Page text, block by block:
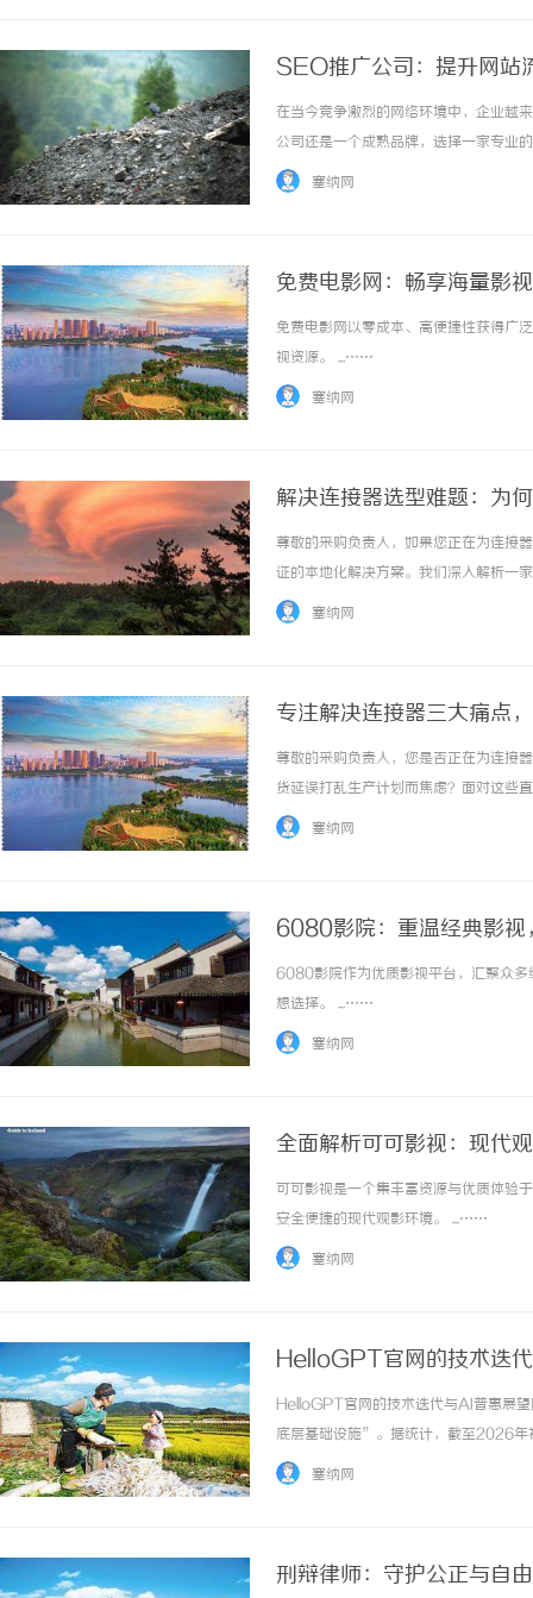
SEO推广公司：提升网站
在当今竞争激烈的网络环境中，企业越
公司还是一个成熟品牌，选择一家专业
在客户。本文将深入探讨如何选择合适
塞纳网
免费电影网：畅享海量影
免费电影网以零成本、高便捷性获得广
视资源。 ...……
塞纳网
解决连接器选型难题：为
尊敬的采购负责人，如果您正在为连接
证的本地化解决方案。我们深入解析一
司，看其如何精准应对常见采购痛点。
塞纳网
专注解决连接器三大痛点
尊敬的采购负责人，您是否正在为连接
货延误打乱生产计划而焦虑？面对这些
伙伴至关重要。本文将为您深度解析一
塞纳网
6080影院：重温经典影视
6080影院作为优质影视平台，汇聚众多
想选择。 ...……
塞纳网
全面解析可可影视：现代
可可影视是一个集丰富资源与优质体验
安全便捷的现代观影环境。 ...……
塞纳网
HelloGPT官网的技术迭
HelloGPT官网的技术迭代与AI普惠展
底层基础设施”。据统计，截至2026
塞纳网
刑辩律师：守护公正与自